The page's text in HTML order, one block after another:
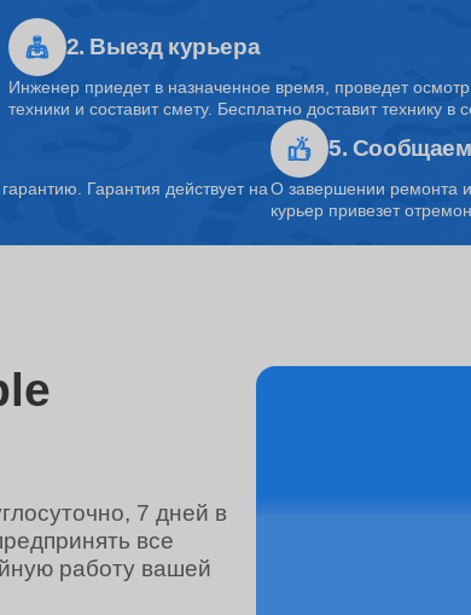
от 80 минут
от 1.5 часов
2. Выезд курьера
Инженер приедет в назначенное время, проведет осмотр
техники и составит смету. Бесплатно доставит технику в
Гарантия действует на
5. Сообщаем
О завершении ремонта
курьер привезет
7 дней в
все
работу вашей